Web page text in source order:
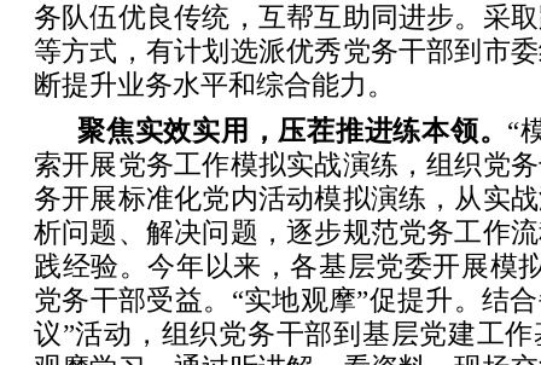
务队伍优良传统，互帮互助同进步。采
等方式，有计划选派优秀党务干部到市
断提升业务水平和综合能力。
聚焦实效实用，压茬推进练本领。 “
索开展党务工作模拟实战演练，组织党
务开展标准化党内活动模拟演练，从实
析问题、解决问题，逐步规范党务工作
践经验。今年以来，各基层党委开展模
党务干部受益。“实地观摩”促提升。结
议”活动，组织党务干部到基层党建工